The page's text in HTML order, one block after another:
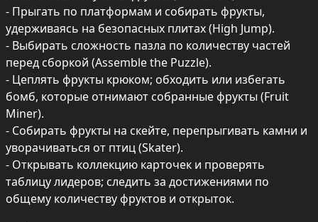
- Прыгать по платформам и собирать фрукты,
удерживаясь на безопасных плитах (High Jump).
- Выбирать сложность пазла по количеству частей
перед сборкой (Assemble the Puzzle).
- Цеплять фрукты крюком; обходить или избегать
бомб, которые отнимают собранные фрукты (Fruit
Miner).
- Собирать фрукты на скейте, перепрыгивать камни и
уворачиваться от птиц (Skater).
- Открывать коллекцию карточек и проверять
таблицу лидеров; следить за достижениями по
общему количеству фруктов и открыток.